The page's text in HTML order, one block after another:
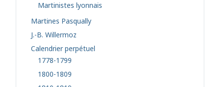
Martinistes lyonnais
Martines Pasqually
J.-B. Willermoz
Calendrier perpétuel
1778-1799
1800-1809